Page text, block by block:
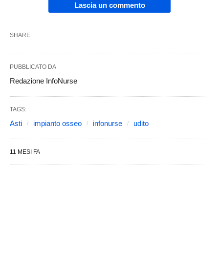
Lascia un commento
SHARE
PUBBLICATO DA
Redazione InfoNurse
TAGS:
Asti impianto osseo infonurse udito
11 MESI FA